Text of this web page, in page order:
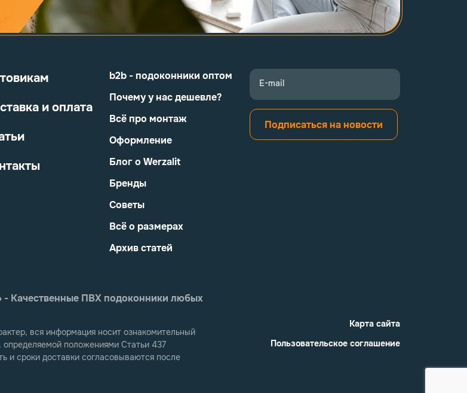
и оплата
b2b - подоконники оптом
Почему у нас дешевле?
Всё про монтаж
Оформление
Блог о Werzalit
Бренды
Советы
Всё о размерах
Архив статей
E-mail
Подписаться на новости
- Качественные ПВХ подоконники любых
вся информация носит ознакомительный
определяемой положениями Статьи 437
и сроки доставки согласовываются после
Карта сайта
Пользовательское соглашение